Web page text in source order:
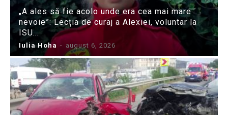
„A ales să fie acolo unde era cea mai mare
nevoie”: Lecția de curaj a Alexiei, voluntar la
ISU...
Iulia Hoha - august 6, 2026